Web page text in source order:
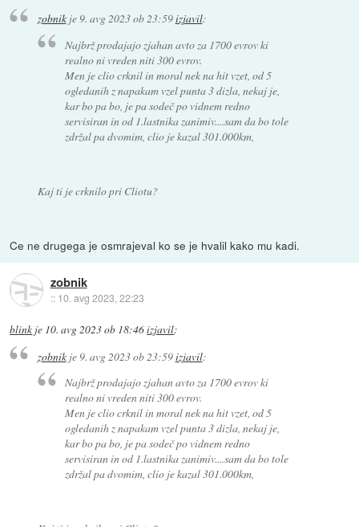
zobnikje9. avg 2023 ob 23:59izjavil:
Najbrž prodajajo zjahan avto za 1700 evrov ki
realno ni vreden niti 300 evrov.
Men je clio crknil in moral nek na hit vzet, od 5
ogledanih z napakam vzel punta 3 dizla, nekaj je,
kar bo pa bo, je pa sodeč po vidnem redno
servisiran in od 1.lastnika zanimiv....sam da bo tole
zdržal pa dvomim, clio je kazal 301.000km,
Kaj ti je crknilo pri Cliotu?
Ce ne drugega je osmrajeval ko se je hvalil kako mu kadi.
zobnik
:: 10. avg 2023, 22:23
blink je 10. avg 2023 ob 18:46izjavil:
zobnikje 9. avg 2023 ob 23:59izjavil:
Najbrž prodajajo zjahan avto za 1700 evrov ki
realno ni vreden niti 300 evrov.
Men je clio crknil in moral nek na hit vzet, od 5
ogledanih z napakam vzel punta 3 dizla, nekaj je,
kar bo pa bo, je pa sodeč po vidnem redno
servisiran in od 1.lastnika zanimiv....sam da bo tole
zdržal pa dvomim, clio je kazal 301.000km,